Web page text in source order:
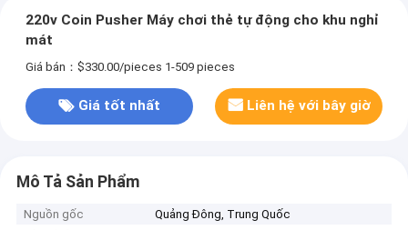
220v Coin Pusher Máy chơi thẻ tự động cho khu nghỉ
mát
Giá bán：$330.00/pieces 1-509 pieces
Giá tốt nhất Liên hệ với bây giờ
Mô Tả Sản Phẩm
Nguồn gốc
Quảng Đông, Trung Quốc